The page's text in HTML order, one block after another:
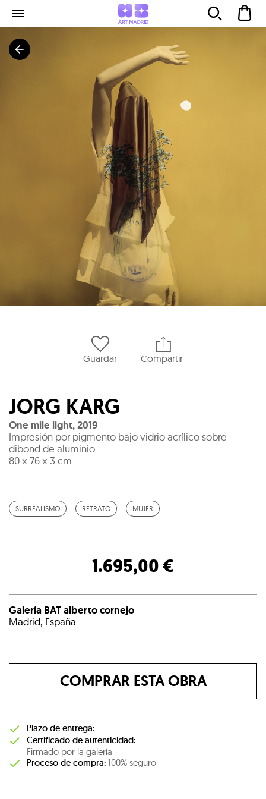
Guardar Compartir
JORG KARG
One mile light,2019
Impresión por pigmento bajo vidrio acrílico sobre
dibond de aluminio
80 x 76 x 3 cm
SURREALISMO RETRATO MUJER
1.695,00 €
Galería BAT alberto cornejo
Madrid, España
COMPRAR ESTA OBRA
Plazo de entrega:
Certificado de autenticidad:
Firmado por la galería
Proceso de compra: 100% seguro